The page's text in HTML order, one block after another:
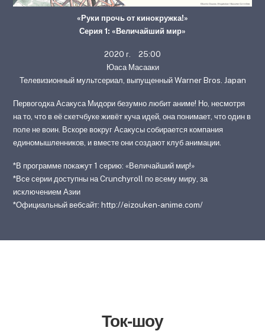
«Руки прочь от кинокружка!»
Серия 1: «Величайший мир»
2020 г. 25:00
Юаса Масааки
Телевизионный мультсериал, выпущенный Warner Bros. Japan
Первогодка Асакуса Мидори безумно любит аниме! Но, несмотря
на то, что в её скетчбуке живёт куча идей, она понимает, что один в
поле не воин. Вскоре вокруг Асакусы собирается компания
единомышленников, и вместе они создают клуб анимации.
*В программе покажут 1 серию: «Величайший мир!»
*Все серии доступны на Crunchyroll по всему миру, за
исключением Азии
*Официальный вебсайт: http://eizouken-anime.com/
Ток-шоу